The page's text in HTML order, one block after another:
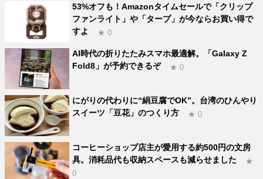
53%オフも！Amazonタイムセールで「クリップ
ファンライト」や「タープ」が今ならお買い得で
すよ
★ 0
AI時代の折りたたみスマホ最適解。「Galaxy Z
Fold8」が予約できるぞ
★ 0
にがりの代わりに“絹豆腐でOK”。台湾のひんやり
スイーツ「豆花」のつくり方
★ 0
コーヒーショップ店主が愛用する約500円の文房
具。消耗品代も収納スペースも減らせました
★
0